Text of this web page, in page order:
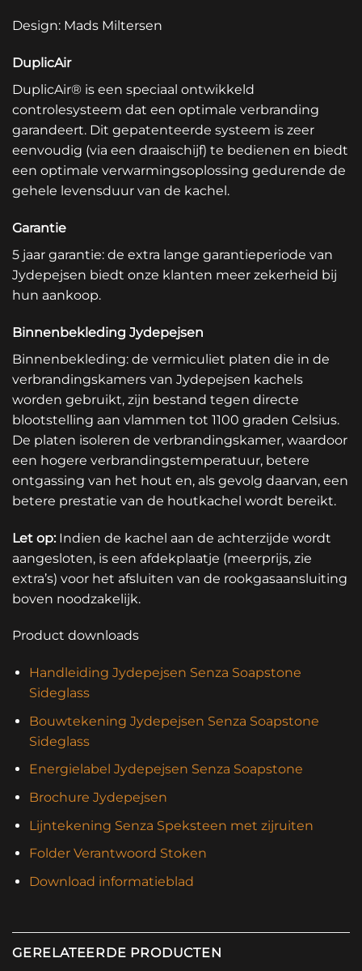
Design: Mads Miltersen
DuplicAir
DuplicAir® is een speciaal ontwikkeld
controlesysteem dat een optimale verbranding
garandeert. Dit gepatenteerde systeem is zeer
eenvoudig (via een draaischijf) te bedienen en biedt
een optimale verwarmingsoplossing gedurende de
gehele levensduur van de kachel.
Garantie
5 jaar garantie: de extra lange garantieperiode van
Jydepejsen biedt onze klanten meer zekerheid bij
hun aankoop.
Binnenbekleding Jydepejsen
Binnenbekleding: de vermiculiet platen die in de
verbrandingskamers van Jydepejsen kachels
worden gebruikt, zijn bestand tegen directe
blootstelling aan vlammen tot 1100 graden Celsius.
De platen isoleren de verbrandingskamer, waardoor
een hogere verbrandingstemperatuur, betere
ontgassing van het hout en, als gevolg daarvan, een
betere prestatie van de houtkachel wordt bereikt.
Let op:Indien de kachel aan de achterzijde wordt
aangesloten, is een afdekplaatje (meerprijs, zie
extra’s) voor het afsluiten van de rookgasaansluiting
boven noodzakelijk.
Product downloads
Handleiding Jydepejsen Senza Soapstone
Sideglass
Bouwtekening Jydepejsen Senza Soapstone
Sideglass
Energielabel Jydepejsen Senza Soapstone
Brochure Jydepejsen
Lijntekening Senza Speksteen met zijruiten
Folder Verantwoord Stoken
Download informatieblad
GERELATEERDE PRODUCTEN